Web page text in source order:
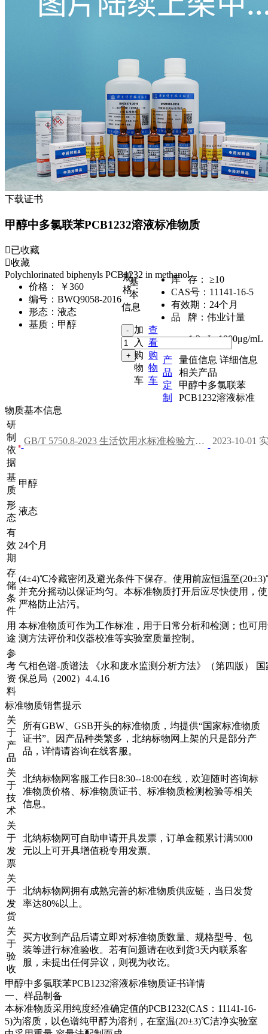
下载证书
甲醇中多氯联苯PCB1232溶液标准物质
已收藏
收藏
Polychlorinated biphenyls PCB1232 in methanol
价格：
￥360
编号： BWQ9058-2016
形态： 液态
基质： 甲醇
库 存：
≥10
CAS号： 11141-16-5
有效期： 24个月
品 牌： 伟业计量
规
格：
1.2mL,1000μg/mL
加
入
购
物
车
查
看
购
物
车
产
品
定
制
基
本
信息
量值信息 详细信息
相关产品
甲醇中多氯联苯
PCB1232溶液标准
物质基本信息
研
制
依
据
GB/T 5750.8-2023 生活饮用水标准检验方法 第8部分：有机物指标 2023-10-01
基
质
甲醇
形
态
液态
有
效
期
24个月
存
储
条
件
(4±4)℃冷藏密闭及避光条件下保存。使用前应恒温至
并充分摇动以保证均匀。本标准物质打开后应尽快使用，
严格防止沾污。
用
途
本标准物质可作为工作标准，用于日常分析和检测；也可
测方法评价和仪器校准等实验室质量控制。
参
考
资
料
气相色谱-质谱法 《水和废水监测分析方法》（第四版） 国
保总局（2002）4.4.16
标准物质销售提示
关
于
产
品
所有GBW、GSB开头的标准物质，均提供“国家标准物质
证书”。因产品种类繁多，北纳标物网上架的只是部分产
品，详情请咨询在线客服。
关
于
技
术
北纳标物网客服工作日8:30--18:00在线，欢迎随时咨询标
准物质价格、标准物质证书、标准物质检测检验等相关
信息。
关
于
发
票
北纳标物网可自助申请开具发票，订单金额累计满5000
元以上可开具增值税专用发票。
关
于
发
货
北纳标物网拥有成熟完善的标准物质供应链，当日发货
率达80%以上。
关
于
验
收
买方收到产品后请立即对标准物质数量、规格型号、包
装等进行标准验收。若有问题请在收到货3天内联系客
服，未提出任何异议，则视为收讫。
甲醇中多氯联苯PCB1232溶液标准物质证书详情
一、样品制备
本标准物质采用纯度经准确定值的PCB1232(CAS：11141-16-
5)为溶质，以色谱纯甲醇为溶剂，在室温(20±3)℃洁净实验室